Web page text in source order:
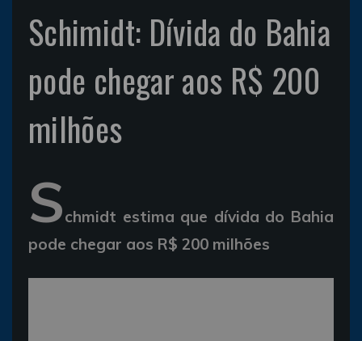
Schimidt: Dívida do Bahia
pode chegar aos R$ 200
milhões
Schmidt estima que dívida do Bahia
pode chegar aos R$ 200 milhões